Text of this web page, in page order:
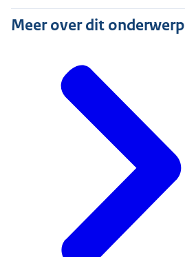
Meer over dit onderwerp